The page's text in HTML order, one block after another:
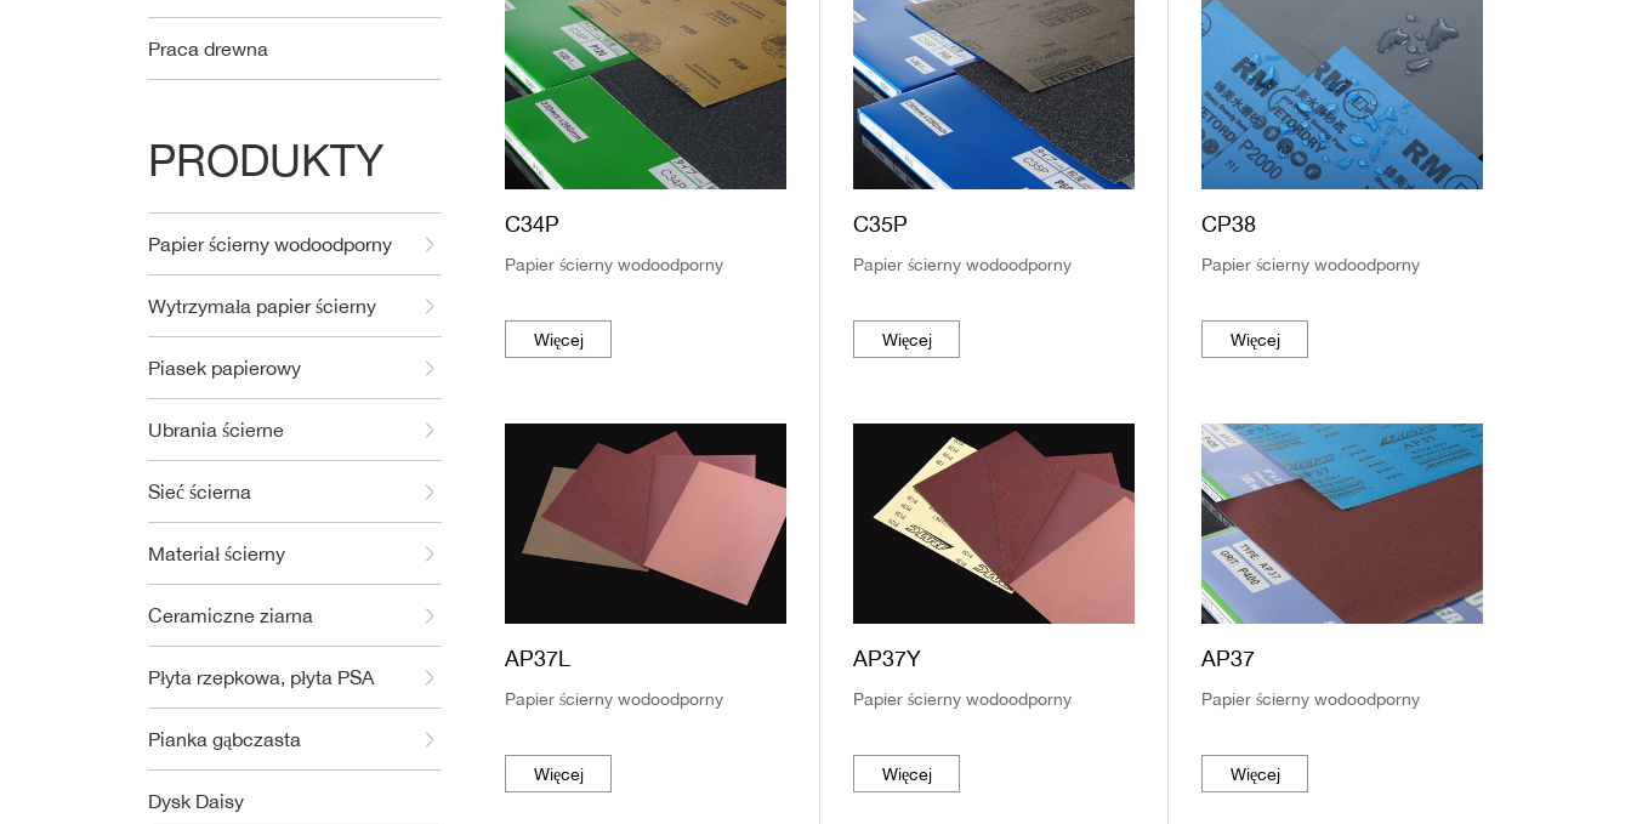
Praca drewna
PRODUKTY
Papier ścierny wodoodporny
Wytrzymała papier ścierny
Piasek papierowy
Ubrania ścierne
Sieć ścierna
Materiał ścierny
Ceramiczne ziarna
Płyta rzepkowa, płyta PSA
Pianka gąbczasta
Dysk Daisy
C34P
Papier ścierny wodoodporny
Więcej
C35P
Papier ścierny wodoodporny
Więcej
CP38
Papier ścierny wodoodporny
Więcej
AP37L
Papier ścierny wodoodporny
Więcej
AP37Y
Papier ścierny wodoodporny
Więcej
AP37
Papier ścierny wodoodporny
Więcej